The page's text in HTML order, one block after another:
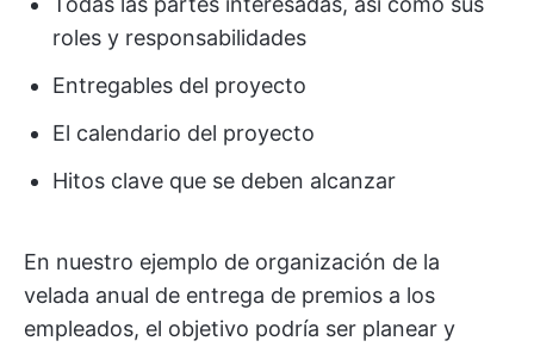
roles y responsabilidades
Entregables del proyecto
El calendario del proyecto
Hitos clave que se deben alcanzar
En nuestro ejemplo de organización de la
velada anual de entrega de premios a los
empleados, el objetivo podría ser planear y